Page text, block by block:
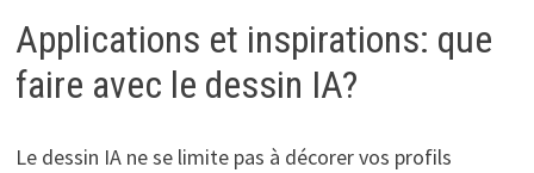
Applications et inspirations: que
faire avec le dessin IA?
Le dessin IA ne se limite pas à décorer vos profils